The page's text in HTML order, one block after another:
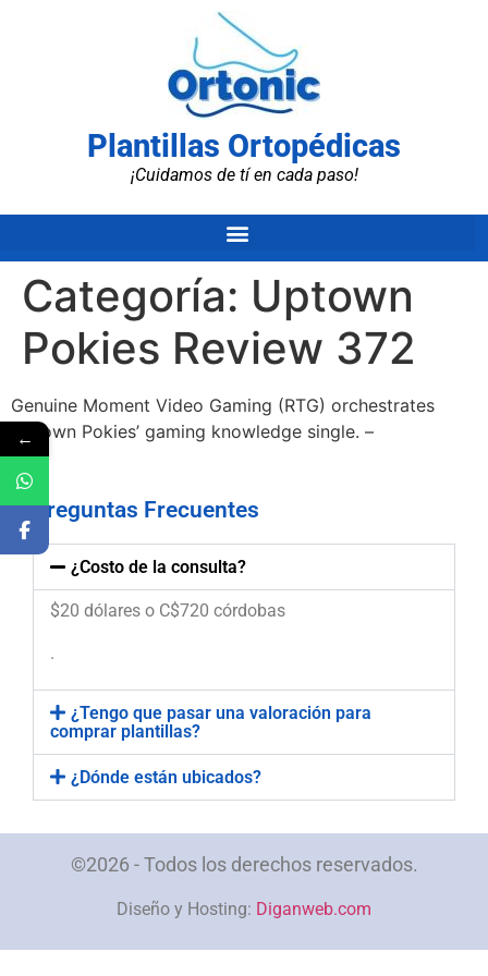
Plantillas Ortopédicas
¡Cuidamos de tí en cada paso!
Categoría: Uptown
Pokies Review 372
Genuine Moment Video Gaming (RTG) orchestrates
Uptown Pokies’ gaming knowledge single. –
Preguntas Frecuentes
¿Costo de la consulta?
$20 dólares o C$720 córdobas
.
¿Tengo que pasar una valoración para
comprar plantillas?
¿Dónde están ubicados?
©2026 - Todos los derechos reservados.
Diseño y Hosting: Diganweb.com
←